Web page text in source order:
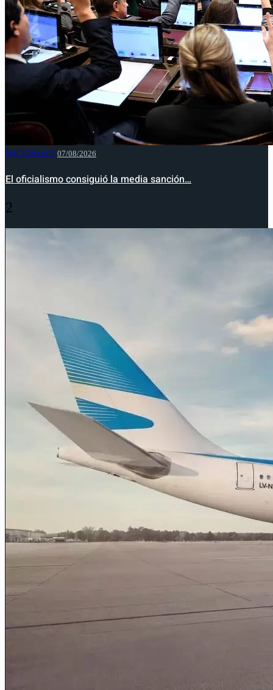
NACIONALES 07/08/2026
El oficialismo consiguió la media sanción…
2